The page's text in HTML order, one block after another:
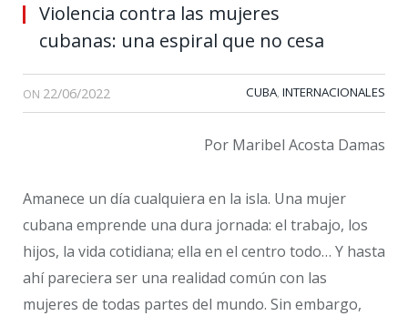
Violencia contra las mujeres
cubanas: una espiral que no cesa
ON 22/06/2022 CUBA, INTERNACIONALES
Por Maribel Acosta Damas
Amanece un día cualquiera en la isla. Una mujer
cubana emprende una dura jornada: el trabajo, los
hijos, la vida cotidiana; ella en el centro todo… Y hasta
ahí pareciera ser una realidad común con las
mujeres de todas partes del mundo. Sin embargo,